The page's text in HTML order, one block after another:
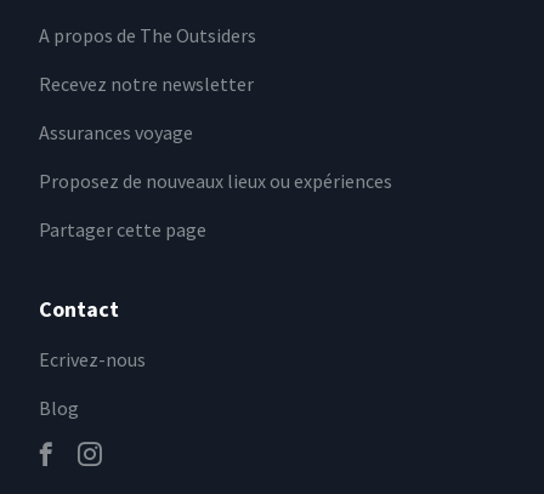
A propos de The Outsiders
Recevez notre newsletter
Assurances voyage
Proposez de nouveaux lieux ou expériences
Partager cette page
Contact
Ecrivez-nous
Blog